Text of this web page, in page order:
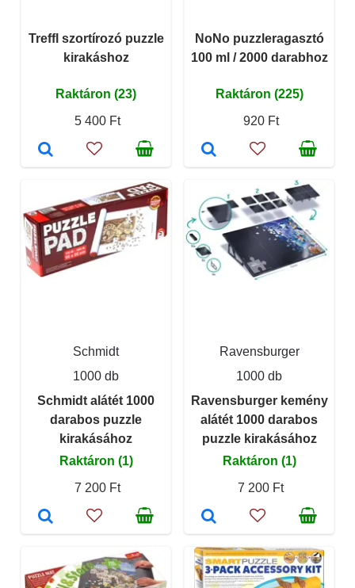
Treffl szortírozó puzzle
kirakáshoz
Raktáron (23)
5 400 Ft
NoNo puzzleragasztó
100 ml / 2000 darabhoz
Raktáron (225)
920 Ft
Schmidt
1000 db
Schmidt alátét 1000
darabos puzzle
kirakásához
Raktáron (1)
7 200 Ft
Ravensburger
1000 db
Ravensburger kemény
alátét 1000 darabos
puzzle kirakásához
Raktáron (1)
7 200 Ft